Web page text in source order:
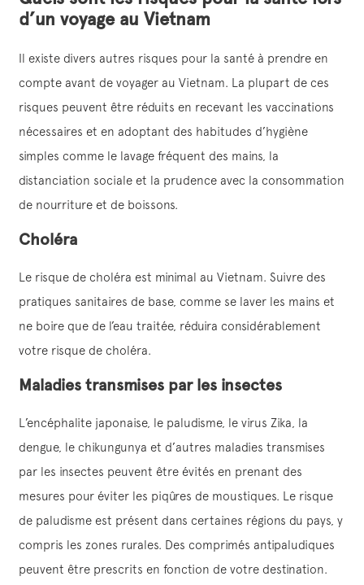
d’un voyage au Vietnam
Il existe divers autres risques pour la santé à prendre en
compte avant de voyager au Vietnam. La plupart de ces
risques peuvent être réduits en recevant les vaccinations
nécessaires et en adoptant des habitudes d’hygiène
simples comme le lavage fréquent des mains, la
distanciation sociale et la prudence avec la consommation
de nourriture et de boissons.
Choléra
Le risque de choléra est minimal au Vietnam. Suivre des
pratiques sanitaires de base, comme se laver les mains et
ne boire que de l’eau traitée, réduira considérablement
votre risque de choléra.
Maladies transmises par les insectes
L’encéphalite japonaise, le paludisme, le virus Zika, la
dengue, le chikungunya et d’autres maladies transmises
par les insectes peuvent être évités en prenant des
mesures pour éviter les piqûres de moustiques. Le risque
de paludisme est présent dans certaines régions du pays, y
compris les zones rurales. Des comprimés antipaludiques
peuvent être prescrits en fonction de votre destination.